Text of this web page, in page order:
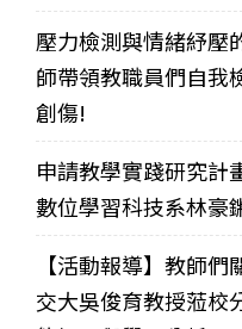
壓力檢測與情緒紓壓
師帶領教職員們自我
創傷!
申請教學實踐研究計
數位學習科技系林豪
【活動報導】教師
交大吳俊育教授蒞校